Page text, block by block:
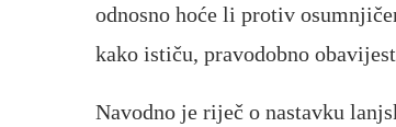
odnosno hoće li protiv
kako ističu, pravodobno
Navodno je riječ o nastavku